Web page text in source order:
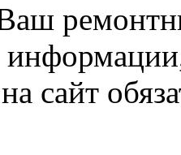
сайт